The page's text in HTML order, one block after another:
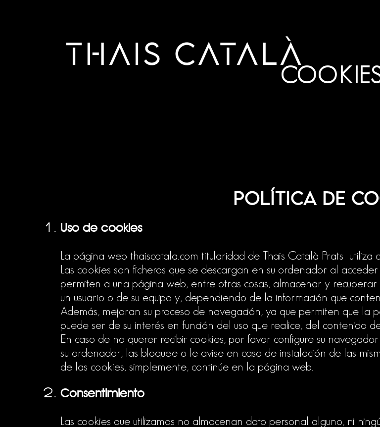
POLÍTICA DE
Uso de cookies
La página web thaiscatala.com titularidad de Thais Català Prats utiliza
Las cookies son ficheros que se descargan en su ordenador al
permiten a una página web, entre otras cosas, almacenar y
un usuario o de su equipo y, dependiendo de la información que
Además, mejoran su proceso de navegación, ya que permiten que la
puede ser de su interés en función del uso que realice, del contenido
En caso de no querer recibir cookies, por favor configure su
su ordenador, las bloquee o le avise en caso de instalación de las
de las cookies, simplemente, continúe en la página web.
Consentimiento
Las cookies que utilizamos no almacenan dato personal alguno, ni